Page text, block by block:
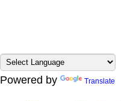
Powered by Translate